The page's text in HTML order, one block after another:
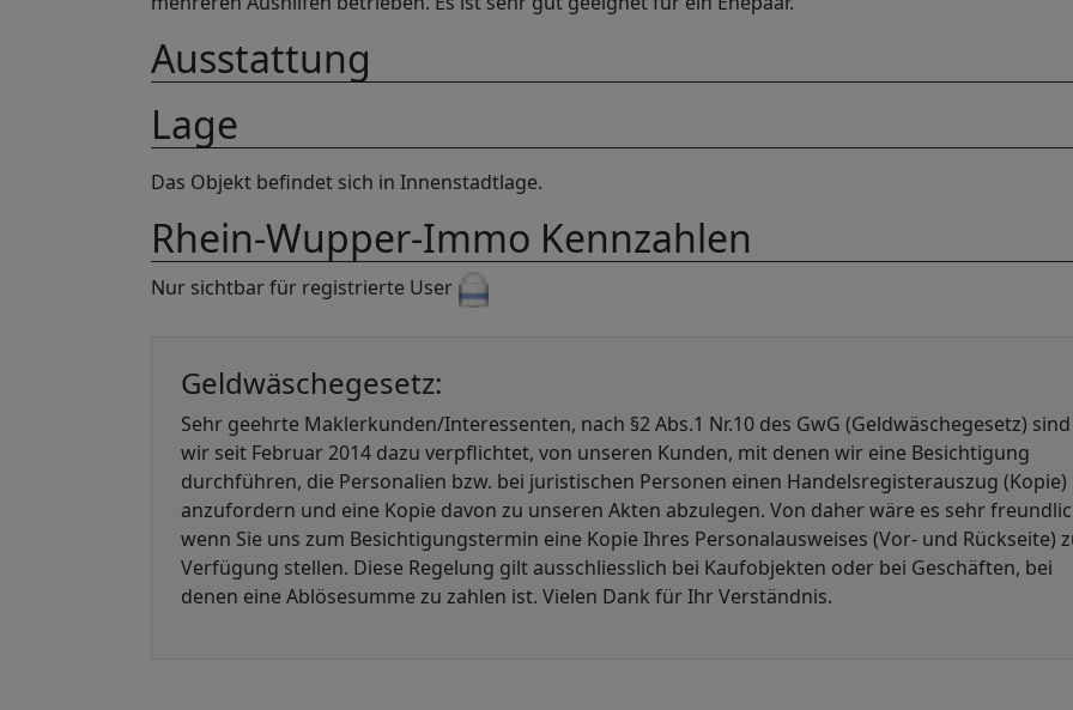
Ausstattung
Lage
Das Objekt befindet sich in Innenstadtlage.
Rhein-Wupper-Immo Kennzahlen
Nur sichtbar für registrierte User
Geldwäschegesetz:
Sehr geehrte Maklerkunden/Interessenten, nach §2 Abs.1 Nr.10 des GwG (Geldwäschegesetz) sind
wir seit Februar 2014 dazu verpflichtet, von unseren Kunden, mit denen wir eine Besichtigung
durchführen, die Personalien bzw. bei juristischen Personen einen Handelsregisterauszug (Kopie)
anzufordern und eine Kopie davon zu unseren Akten abzulegen. Von daher wäre es sehr
wenn Sie uns zum Besichtigungstermin eine Kopie Ihres Personalausweises (Vor- und Rückseite)
Verfügung stellen. Diese Regelung gilt ausschliesslich bei Kaufobjekten oder bei Geschäften, bei
denen eine Ablösesumme zu zahlen ist. Vielen Dank für Ihr Verständnis.